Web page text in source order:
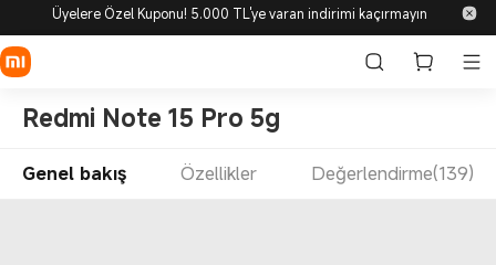
Üyelere Özel Kuponu! 5.000 TL'ye varan indirimi kaçırmayın
Redmi Note 15 Pro 5g
Genel bakış Özellikler Değerlendirme(139)